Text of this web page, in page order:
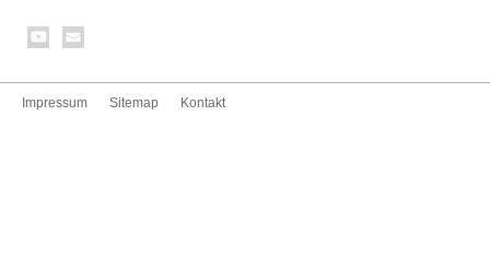
Impressum Sitemap Kontakt